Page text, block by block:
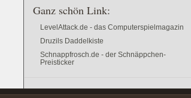
Ganz schön Link:
LevelAttack.de - das Computerspielmagazin
Druzils Daddelkiste
Schnappfrosch.de - der Schnäppchen-
Preisticker